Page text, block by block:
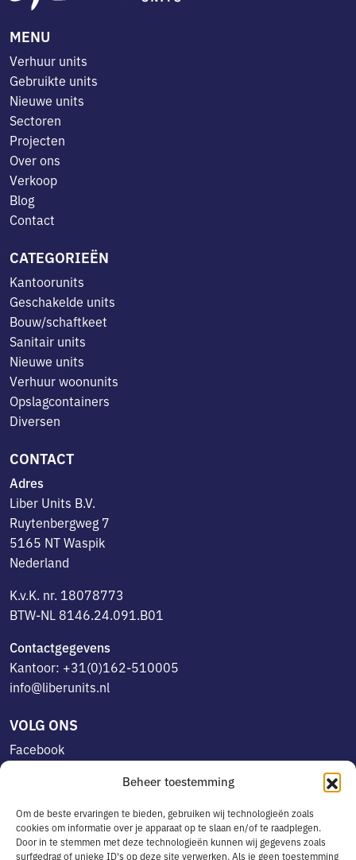
Beheer toestemming
Om de beste ervaringen te bieden, gebruiken wij technologieën zoals
cookies om informatie over je apparaat op te slaan en/of te raadplegen.
Door in te stemmen met deze technologieën kunnen wij gegevens zoals
surfgedrag of unieke ID's op deze site verwerken. Als je geen toestemming
MENU
Verhuur units
Gebruikte units
Nieuwe units
Sectoren
Projecten
Over ons
Verkoop
Blog
Contact
CATEGORIEËN
Kantoorunits
Geschakelde units
Bouw/schaftkeet
Sanitair units
Nieuwe units
Verhuur woonunits
Opslagcontainers
Diversen
CONTACT
Adres
Liber Units B.V.
Ruytenbergweg 7
5165 NT Waspik
Nederland
K.v.K. nr. 18078773
BTW-NL 8146.24.091.B01
Contactgegevens
Kantoor: +31(0)162-510005
info@liberunits.nl
VOLG ONS
Facebook